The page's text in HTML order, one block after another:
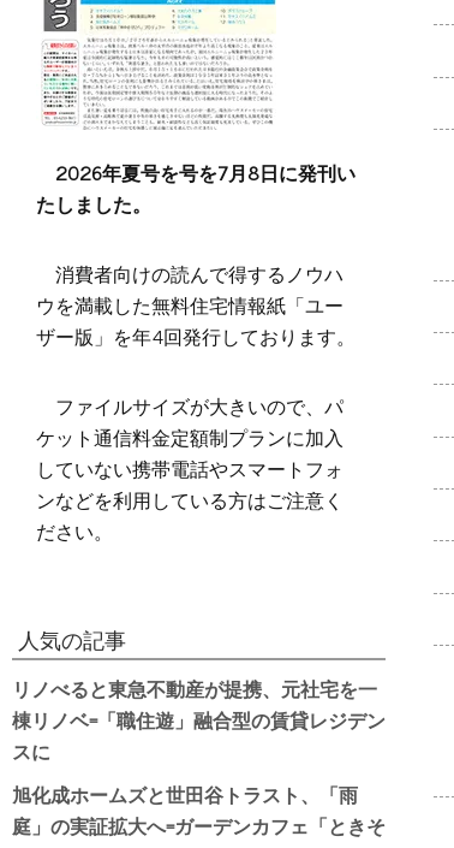
2026年夏号を号を7月8日に発刊い
たしました。
消費者向けの読んで得するノウハ
ウを満載した無料住宅情報紙「ユー
ザー版」を年4回発行しております。
ファイルサイズが大きいので、パ
ケット通信料金定額制プランに加入
していない携帯電話やスマートフォ
ンなどを利用している方はご注意く
ださい。
人気の記事
リノべると東急不動産が提携、元社宅を一
棟リノベ=「職住遊」融合型の賃貸レジデン
スに
旭化成ホームズと世田谷トラスト、「雨
庭」の実証拡大へ=ガーデンカフェ「ときそ